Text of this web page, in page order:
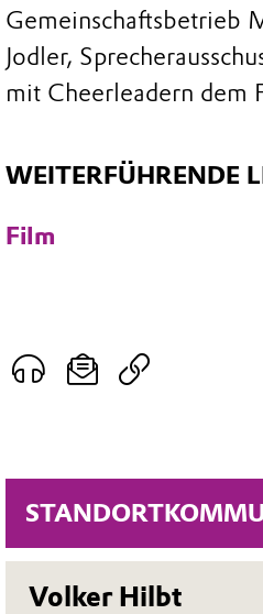
Volker Hilbt
Gemeinschaftsbetrieb
Jodler,
mit Cheerleadern dem
WEITERFÜHRENDE
Film